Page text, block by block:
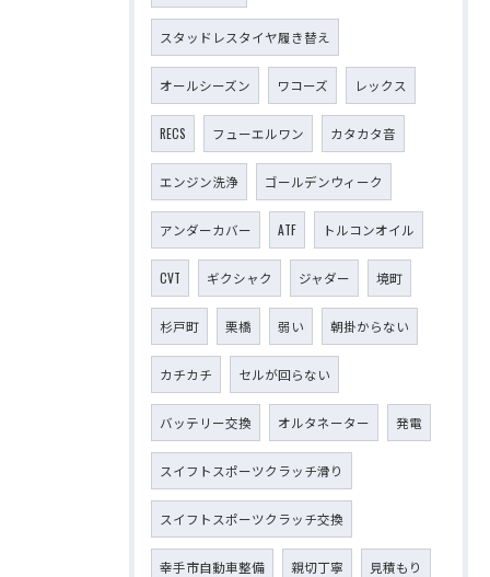
スタッドレスタイヤ履き替え
オールシーズン ワコーズ レックス
RECS フューエルワン カタカタ音
エンジン洗浄 ゴールデンウィーク
アンダーカバー ATF トルコンオイル
CVT ギクシャク ジャダー 境町
杉戸町 栗橋 弱い 朝掛からない
カチカチ セルが回らない
バッテリー交換 オルタネーター 発電
スイフトスポーツクラッチ滑り
スイフトスポーツクラッチ交換
幸手市自動車整備 親切丁寧 見積もり